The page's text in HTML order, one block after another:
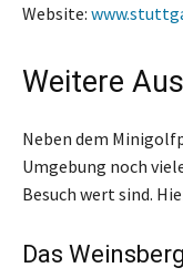
Website:
Weitere
Neben dem
Umgebung noch
Besuch wert sind.
Das